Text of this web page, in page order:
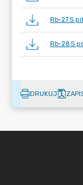
Rb-
Rb-
DRUKUJ